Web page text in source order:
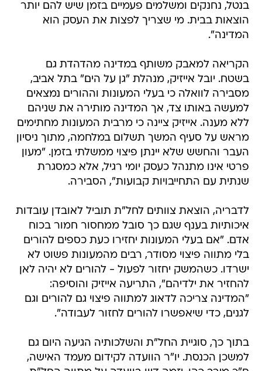
בנטל, נחנקים ומשלמים פעמיים בזמן שיש להם יותר
הוצאות בבית. מי שצריך לפצות את העסק הוא
המדינה".
הקריאה למאבק משותף במדינה מהדהדת גם
בשטח. יובל אייזיק, מנהלת "גן על הים" בתל אביב,
מסבירה לוואלה כי בעלי המעונות וההורים נמצאים
למעשה באותו צד, אך המדינה מותירה את שניהם
ללא מענה. אייזיק ציינה כי מרבית המעונות מחתימים
מראש על סעיף המשך תשלום במלחמה, מתוך ניסיון
העבר והחשש שלא יינתן פיצוי ממשלתי בזמן. "מעון
פרטי אינו מתנהל כעסק יומי רגיל, אלא כמסגרת
שנתית עם התחייבויות קבועות", הסבירה.
לדבריה, הוצאת צוותים לחל"ת תוביל לאובדן עובדות
איכותיות בענף שגם כך סובל ממחסור חמור בכוח
אדם. "אם בעלי המעונות יחזירו כעת כספים להורים
בלי מתווה פיצוי מסודר, רבים מהמעונות פשוט לא
ישרדו. כשהמשק יחזור לפעול - להורים לא יהיה לאן
להחזיר את ילדיהם", התריעה אייזיק והוסיפה:
"המדינה צריכה לדאוג למתווה פיצוי גם להורים וגם
לגנים, כדי שיאפשרו להורים לחזור לעבודה".
בתוך כך, סוגיית החל"ת והשלכותיה הגיעה היום גם
למשכן הכנסת. יו"ר הוועדה לקידום מעמד האישה,